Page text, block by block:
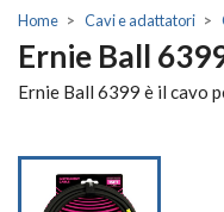
Home Cavi e adattatori
Ernie Ball
Ernie Ball 6399 è il cavo